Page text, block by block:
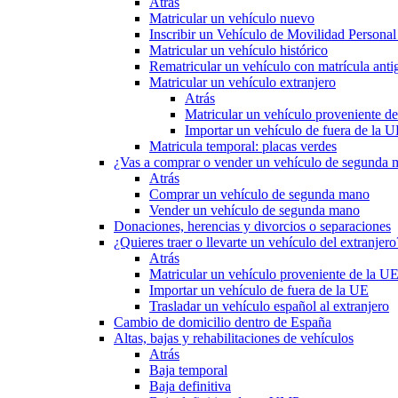
Matricular un vehículo nuevo
Inscribir un Vehículo de Movilidad
Matricular un vehículo histórico
Rematricular un vehículo con matrícula
Matricular un vehículo extranjero
Atrás
Matricular un vehículo proveniente
Importar un vehículo de fuera de la
Matricula temporal: placas verdes
¿Vas a comprar o vender un vehículo de segunda
Atrás
Comprar un vehículo de segunda mano
Vender un vehículo de segunda mano
Donaciones, herencias y divorcios o separaciones
¿Quieres traer o llevarte un vehículo del
Atrás
Matricular un vehículo proveniente de la UE
Importar un vehículo de fuera de la UE
Trasladar un vehículo español al extranjero
Cambio de domicilio dentro de España
Altas, bajas y rehabilitaciones de vehículos
Atrás
Baja temporal
Baja definitiva